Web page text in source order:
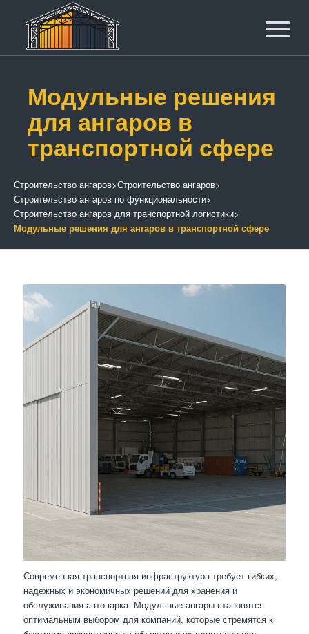
Модульные решения
для ангаров в
транспортной сфере
Строительство ангаров>Строительство ангаров>
Строительство ангаров по функциональности>
Строительство ангаров для транспортной логистики>
Модульные решения для ангаров в транспортной сфере
Современная транспортная инфраструктура требует гибких,
надежных и экономичных решений для хранения и
обслуживания автопарка. Модульные ангары становятся
оптимальным выбором для компаний, которые стремятся к